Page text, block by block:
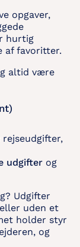
opgaver,
hurtig
af favoritter.
altid være
udgifter og
Udgifter
uden et
holder styr
og